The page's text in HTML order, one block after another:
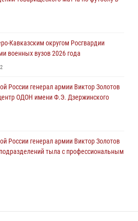
Южного округа Росгвардии
вернуть горожанке пропавшую
Кавказским округом Росгвардии
военных вузов 2026 года
2
России генерал армии Виктор Золотов
ОДОН имени Ф.Э. Дзержинского
России генерал армии Виктор Золотов
тыла с профессиональным